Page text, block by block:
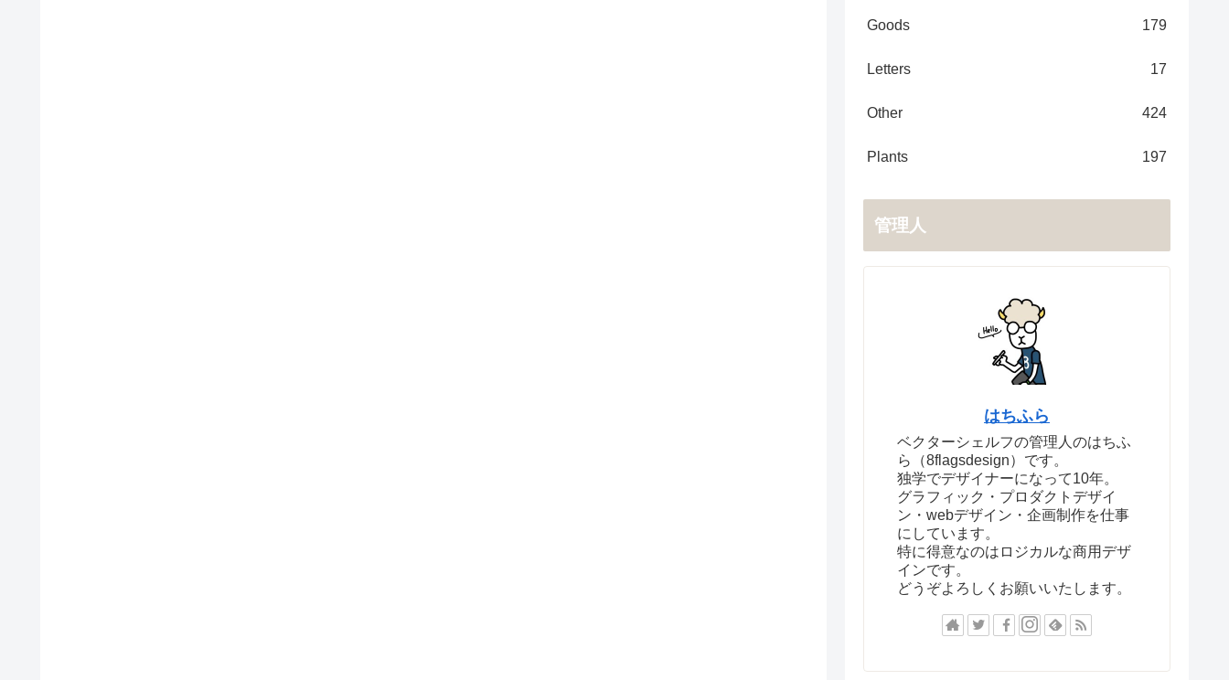
Goods 179
Letters 17
Other 424
Plants 197
管理人
はちふら
ベクターシェルフの管理人のはちふ
ら（8flagsdesign）です。
独学でデザイナーになって10年。
グラフィック・プロダクトデザイ
ン・webデザイン・企画制作を仕事
にしています。
特に得意なのはロジカルな商用デザ
インです。
どうぞよろしくお願いいたします。